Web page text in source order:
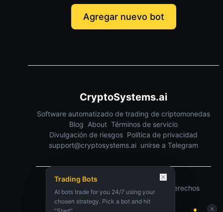
Agregar nuevo bot
CryptoSystems.ai
Software automatizado de trading de criptomonedas
Blog About Términos de servicio
Divulgación de riesgos Política de privacidad
support@cryptosystems.ai unirse a Telegram
2026 CryptoSystems.ai.
Todos los derechos
reservados.
Trading Bots
AI bots trade for you 24/7 using your
chosen strategy. Pick a bot and hit